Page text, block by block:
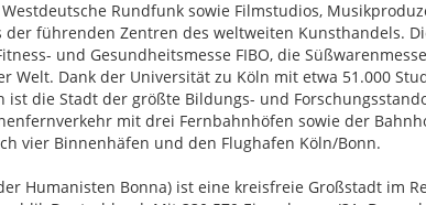
Rundfunk sowie Filmstudios,
führenden Zentren des weltweiten Kunsthandels.
und Gesundheitsmesse FIBO, die
Welt. Dank der Universität zu Köln mit etwa 51.000
die Stadt der größte Bildungs- und
mit drei Fernbahnhöfen sowie der
vier Binnenhäfen und den Flughafen Köln/Bonn.
Humanisten Bonna) ist eine kreisfreie Großstadt im